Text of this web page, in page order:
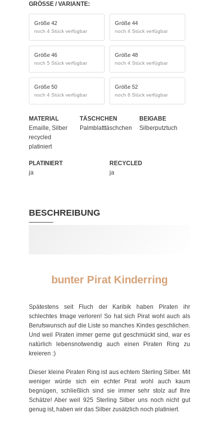
GRÖSSE / VARIANTE:
Größe 42
noch 4 Stück verfügbar
Größe 44
noch 4 Stück verfügbar
Größe 46
noch 5 Stück verfügbar
Größe 48
noch 4 Stück verfügbar
Größe 50
noch 4 Stück verfügbar
Größe 52
noch 6 Stück verfügbar
MATERIAL
Emaille, Silber
recycled
platiniert
TÄSCHCHEN
Palmblatttäschchen
BEIGABE
Silberputztuch
PLATINIERT
ja
RECYCLED
ja
BESCHREIBUNG
bunter Pirat Kinderring
Spätestens seit Fluch der Karibik haben Piraten ihr
schlechtes Image verloren! So hat sich Pirat wohl auch als
Berufswunsch auf die Liste so manches Kindes geschlichen.
Und weil Piraten immer gerne gut geschmückt sind, war es
natürlich lebensnotwendig auch einen Piraten Ring zu
kreieren :)
Dieser kleine Piraten Ring ist aus echtem Sterling Silber. Mit
weniger würde sich ein echter Pirat wohl auch kaum
begnügen, schließlich sind sie immer sehr stolz auf Ihre
Schätze! Aber weil 925 Sterling Silber uns noch nicht gut
genug ist, haben wir das Silber zusätzlich noch platiniert.